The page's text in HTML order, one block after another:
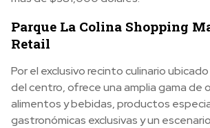
Parque La Colina Shopping
Retail
Por el exclusivo recinto culinario
del centro, ofrece una amplia gama de
alimentos y bebidas, productos
gastronómicas exclusivas y un